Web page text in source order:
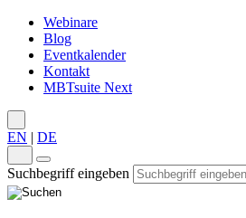
Webinare
Blog
Eventkalender
Kontakt
MBTsuite Next
EN | DE
Suchbegriff eingeben